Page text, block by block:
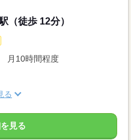
（徒歩 12分）
月10時間程度
る
見る